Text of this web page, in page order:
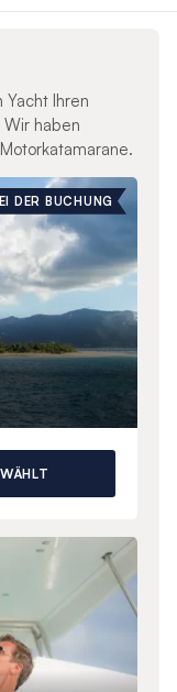
Yacht Ihren
haben
DER BUCHUNG